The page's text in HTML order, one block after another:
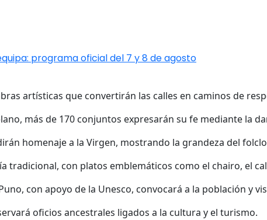
programa oficial del 7 y 8 de agosto
artísticas que convertirán las calles en caminos de
más de 170 conjuntos expresarán su fe mediante la
homenaje a la Virgen, mostrando la grandeza del
tradicional, con platos emblemáticos como el chairo, el
con apoyo de la Unesco, convocará a la población y
oficios ancestrales ligados a la cultura y el turismo.